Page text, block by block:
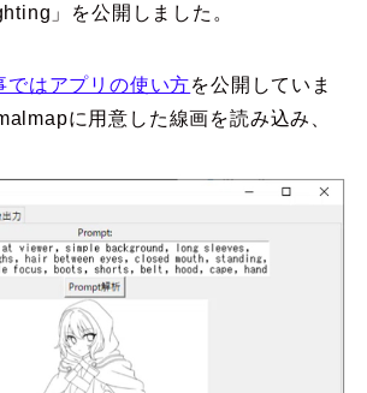
」を公開しました。
ではアプリの使い方を公開していま
に用意した線画を読み込み、